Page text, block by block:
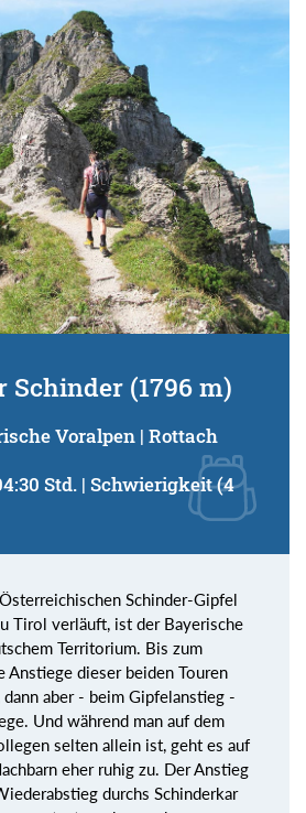
Schinder (1796 m)
Voralpen | Rottach
Std. | Schwierigkeit (4
Schinder-Gipfel
Tirol verläuft, ist der Bayerische
Territorium. Bis zum
Anstiege dieser beiden Touren
aber - beim Gipfelanstieg -
Und während man auf dem
selten allein ist, geht es auf
eher ruhig zu. Der Anstieg
durchs Schinderkar